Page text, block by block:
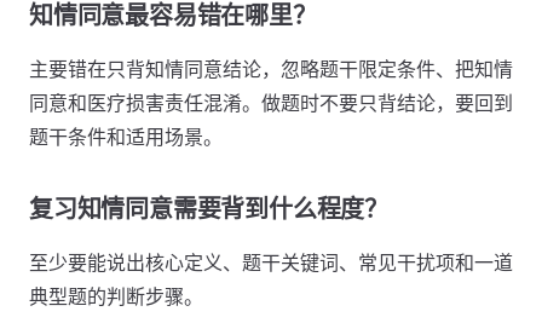
知情同意最容易错在哪里？
主要错在只背知情同意结论，忽略题干限定条件、把知情
同意和医疗损害责任混淆。做题时不要只背结论，要回到
题干条件和适用场景。
复习知情同意需要背到什么程度？
至少要能说出核心定义、题干关键词、常见干扰项和一道
典型题的判断步骤。